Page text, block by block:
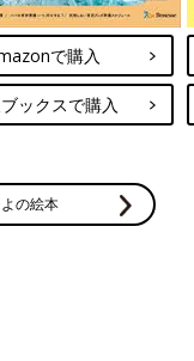
で購入
ックスで購入
の絵本